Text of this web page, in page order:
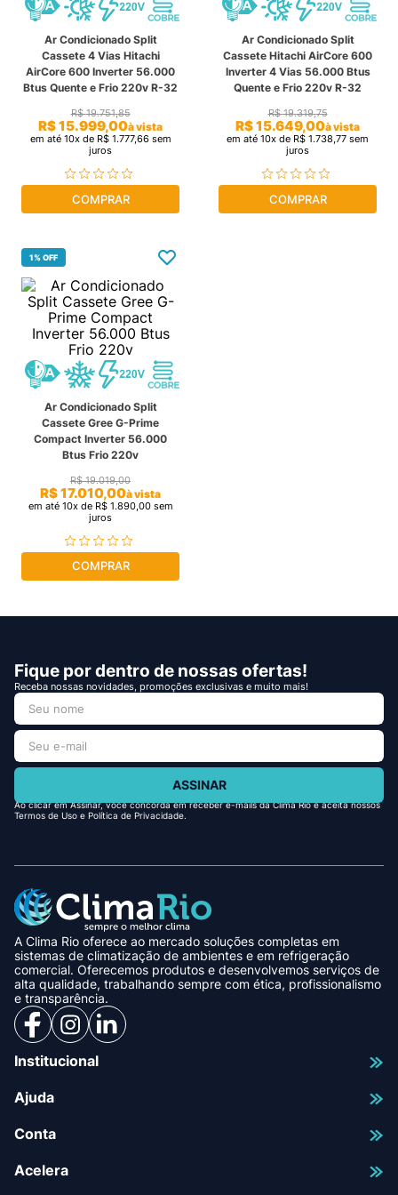
Ar Condicionado Split
Cassete 4 Vias Hitachi
AirCore 600 Inverter 56.000
Btus Quente e Frio 220v R-32
R$ 19.751,85
R$15.999,00à vista
em até 10x de R$ 1 .777,66sem
juros
COMPRAR
Ar Condicionado Split
Cassete Hitachi AirCore 600
Inverter 4 Vias 56.000 Btus
Quente e Frio 220v R-32
R$ 19.319,75
R$15.649,00à vista
em até 10x de R$ 1 .738,77 sem
juros
COMPRAR
1%OFF
Ar Condicionado Split
Cassete Gree G-Prime
Compact Inverter 56.000
Btus Frio 220v
R$ 19.019,00
R$17.010,00à vista
em até 10x de R$ 1 .890,00sem
juros
COMPRAR
Fique por dentro de nossas ofertas!
Receba nossas novidades, promoções exclusivas e muito mais!
ASSINAR
Ao clicar em Assinar, você concorda em receber e-mails da Clima Rio e aceita nossos
Termos de Uso e Política de Privacidade.
A Clima Rio oferece ao mercado soluções completas em
sistemas de climatização de ambientes e em refrigeração
comercial. Oferecemos produtos e desenvolvemos serviços de
alta qualidade, trabalhando sempre com ética, profissionalismo
e transparência.
Institucional
Ajuda
Conta
Acelera
fujitsu
10º cassete